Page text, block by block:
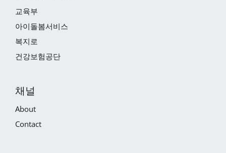
교육부
아이돌봄서비스
복지로
건강보험공단
채널
About
Contact